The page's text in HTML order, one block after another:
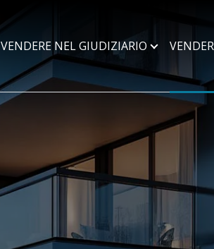
VENDERE NEL GIUDIZIARIO